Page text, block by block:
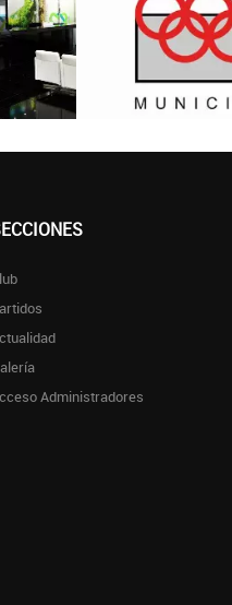
Administradores